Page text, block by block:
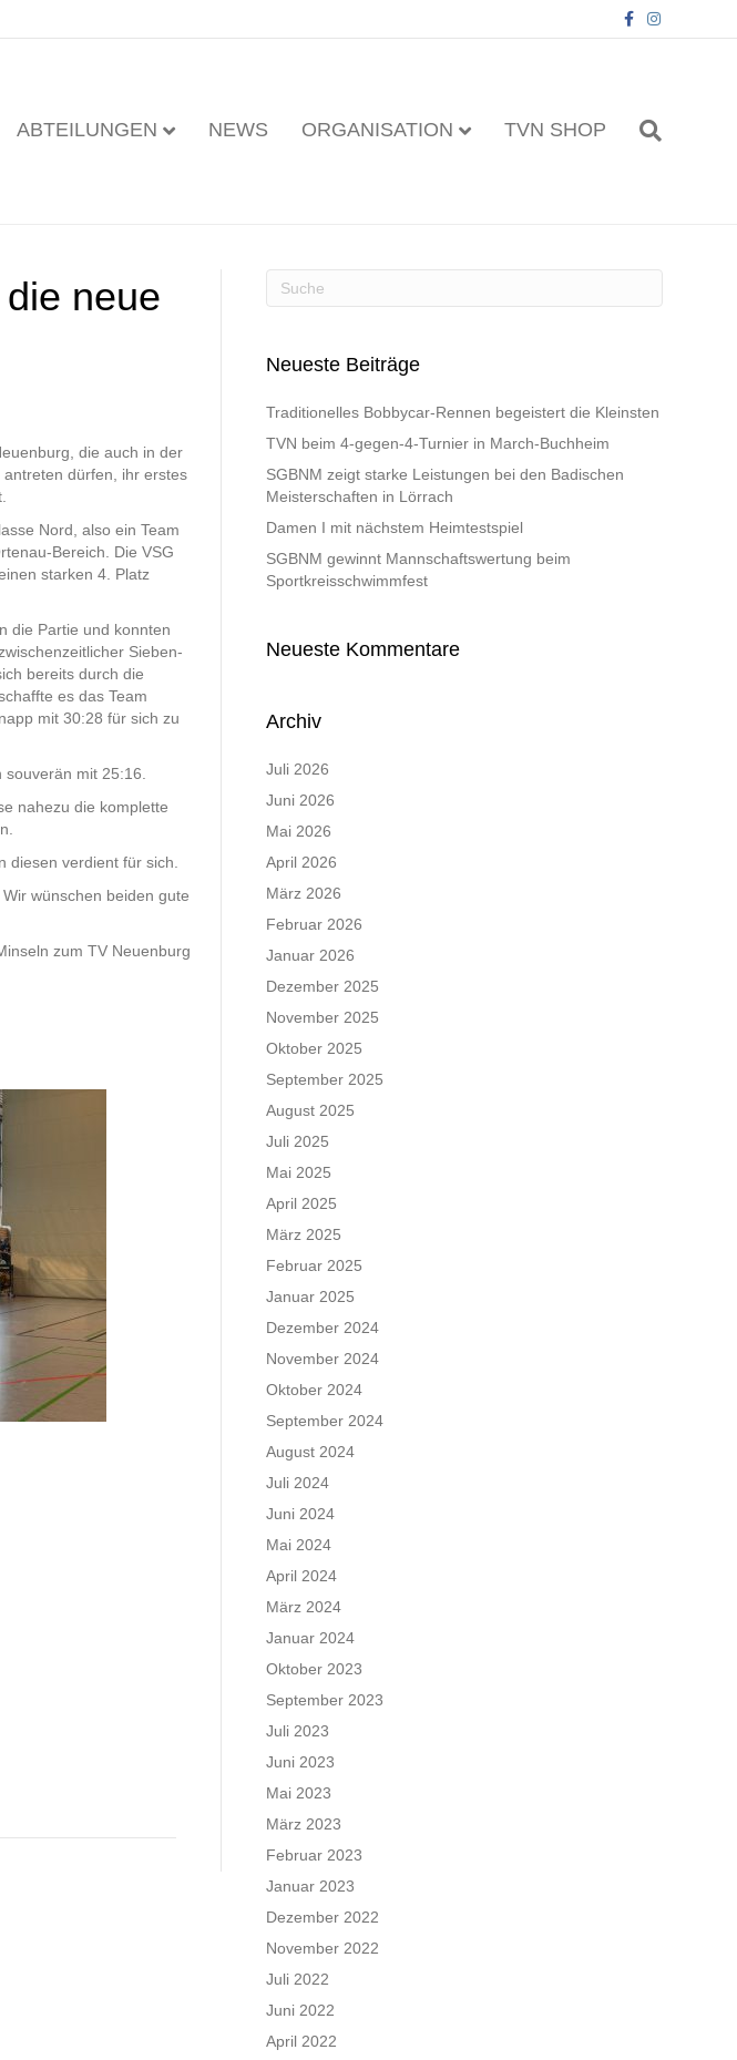
c
I
s
a
m
ABTEILUNGEN NEWS ORGANISATION TVN SHOP
neue
die auch in der
dürfen, ihr erstes
Nord, also ein Team
Bereich. Die VSG
starken 4. Platz
die Partie und konnten
Sieben-
bereits durch die
es das Team
mit 30:28 für sich zu
mit 25:16.
nahezu die komplette
diesen verdient für sich.
wünschen beiden gute
zum TV Neuenburg
Neueste Beiträge
Traditionelles Bobbycar-Rennen begeistert die Kleinsten
TVN beim 4-gegen-4-Turnier in March-Buchheim
SGBNM zeigt starke Leistungen bei den Badischen
Meisterschaften in Lörrach
Damen I mit nächstem Heimtestspiel
SGBNM gewinnt Mannschaftswertung beim
Sportkreisschwimmfest
Neueste Kommentare
Archiv
Juli 2026
Juni 2026
Mai 2026
April 2026
März 2026
Februar 2026
Januar 2026
Dezember 2025
November 2025
Oktober 2025
September 2025
August 2025
Juli 2025
Mai 2025
April 2025
März 2025
Februar 2025
Januar 2025
Dezember 2024
November 2024
Oktober 2024
September 2024
August 2024
Juli 2024
Juni 2024
Mai 2024
April 2024
März 2024
Januar 2024
Oktober 2023
September 2023
Juli 2023
Juni 2023
Mai 2023
März 2023
Februar 2023
Januar 2023
Dezember 2022
November 2022
Juli 2022
Juni 2022
April 2022